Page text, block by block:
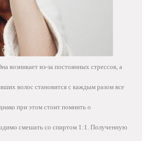
возникает из-за постоянных стрессов, а
волос становится с каждым разом все
при этом стоит помнить о
смешать со спиртом 1:1. Полученную